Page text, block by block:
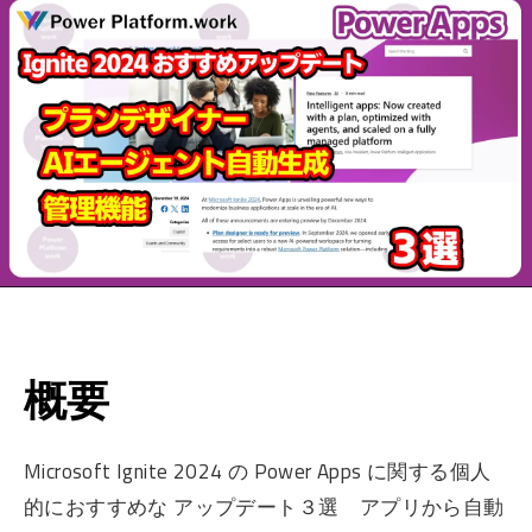
概要
Microsoft Ignite 2024 の Power Apps に関する個人
的におすすめな アップデート３選 アプリから自動